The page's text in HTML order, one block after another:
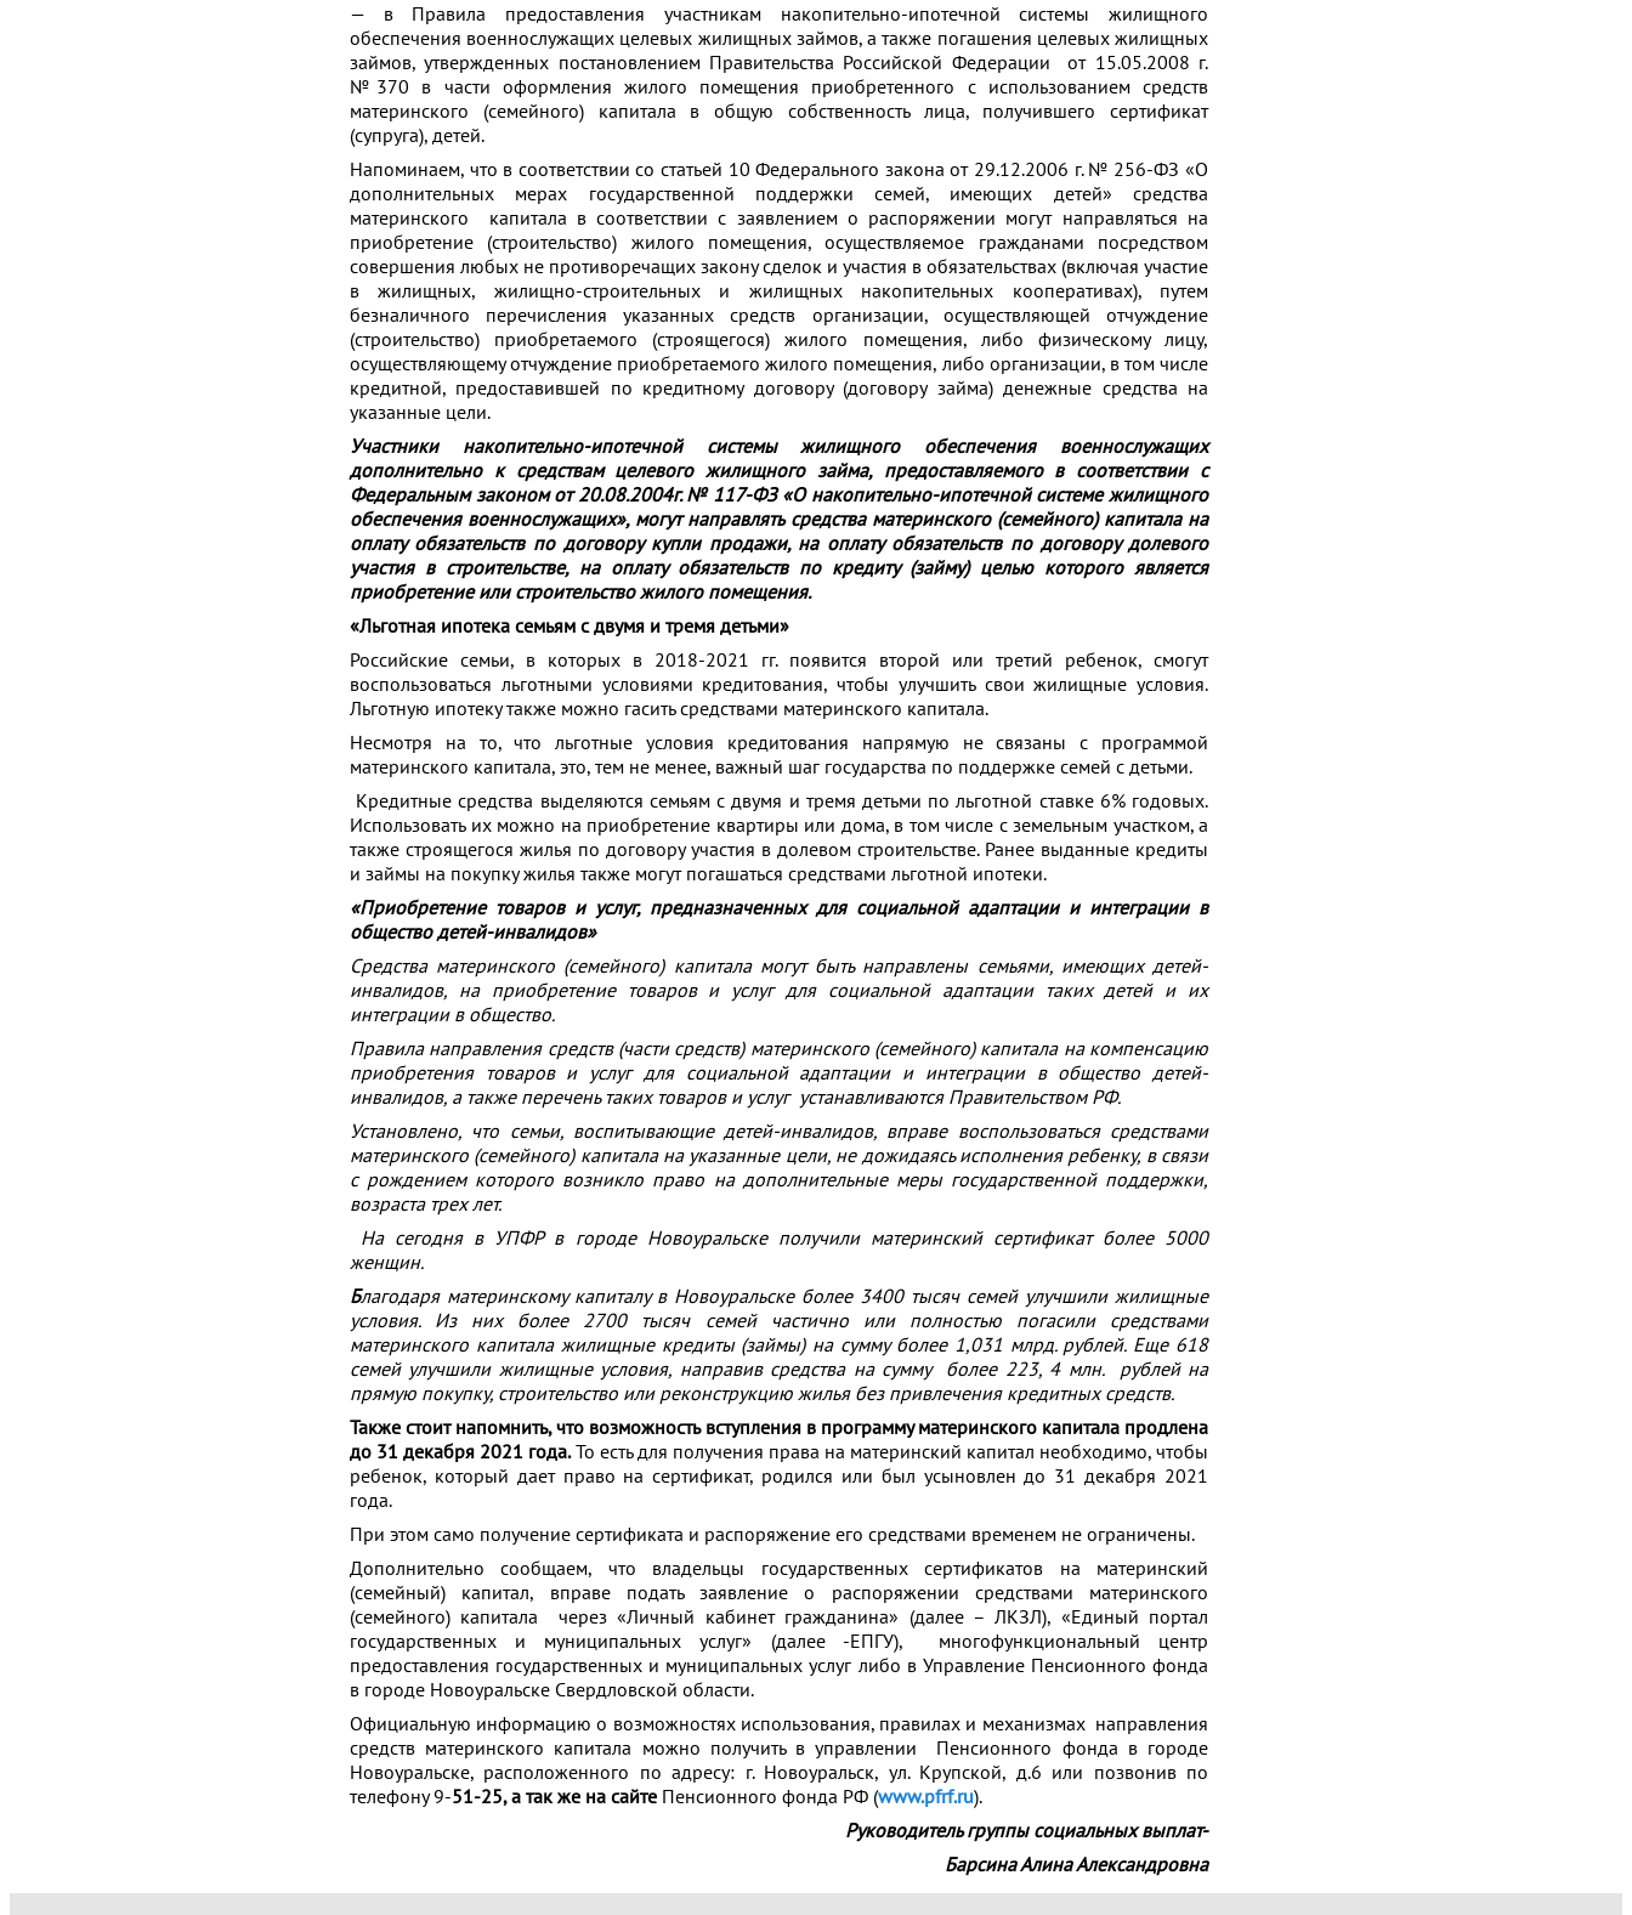
— в Правила предоставления участникам накопительно-ипотечной системы жилищного
обеспечения военнослужащих целевых жилищных займов, а также погашения целевых жилищных
займов, утвержденных постановлением Правительства Российской Федерации от 15.05.2008 г.
№370 в части оформления жилого помещения приобретенного с использованием средств
материнского (семейного) капитала в общую собственность лица, получившего сертификат
(супруга), детей.
Напоминаем, что в соответствии со статьей 10 Федерального закона от 29.12.2006 г. № 256-ФЗ «О
дополнительных мерах государственной поддержки семей, имеющих детей» средства
материнского капитала в соответствии с заявлением о распоряжении могут направляться на
приобретение (строительство) жилого помещения, осуществляемое гражданами посредством
совершения любых не противоречащих закону сделок и участия в обязательствах (включая участие
в жилищных, жилищно-строительных и жилищных накопительных кооперативах), путем
безналичного перечисления указанных средств организации, осуществляющей отчуждение
(строительство) приобретаемого (строящегося) жилого помещения, либо физическому лицу,
осуществляющему отчуждение приобретаемого жилого помещения, либо организации, в том числе
кредитной, предоставившей по кредитному договору (договору займа) денежные средства на
указанные цели.
Участники накопительно-ипотечной системы жилищного обеспечения военнослужащих
дополнительно к средствам целевого жилищного займа, предоставляемого в соответствии с
Федеральным законом от 20.08.2004г. № 117-ФЗ «О накопительно-ипотечной системе жилищного
обеспечения военнослужащих», могут направлять средства материнского (семейного) капитала на
оплату обязательств по договору купли продажи, на оплату обязательств по договору долевого
участия в строительстве, на оплату обязательств по кредиту (займу) целью которого является
приобретение или строительство жилого помещения.
«Льготная ипотека семьям с двумя и тремя детьми»
Российские семьи, в которых в 2018-2021 гг. появится второй или третий ребенок, смогут
воспользоваться льготными условиями кредитования, чтобы улучшить свои жилищные условия.
Льготную ипотеку также можно гасить средствами материнского капитала.
Несмотря на то, что льготные условия кредитования напрямую не связаны с программой
материнского капитала, это, тем не менее, важный шаг государства по поддержке семей с детьми.
Кредитные средства выделяются семьям с двумя и тремя детьми по льготной ставке 6% годовых.
Использовать их можно на приобретение квартиры или дома, в том числе с земельным участком, а
также строящегося жилья по договору участия в долевом строительстве. Ранее выданные кредиты
и займы на покупку жилья также могут погашаться средствами льготной ипотеки.
«Приобретение товаров и услуг, предназначенных для социальной адаптации и интеграции в
общество детей-инвалидов»
Средства материнского (семейного) капитала могут быть направлены семьями, имеющих детей-
инвалидов, на приобретение товаров и услуг для социальной адаптации таких детей и их
интеграции в общество.
Правила направления средств (части средств) материнского (семейного) капитала на компенсацию
приобретения товаров и услуг для социальной адаптации и интеграции в общество детей-
инвалидов, а также перечень таких товаров и услуг устанавливаются Правительством РФ.
Установлено, что семьи, воспитывающие детей-инвалидов, вправе воспользоваться средствами
материнского (семейного) капитала на указанные цели, не дожидаясь исполнения ребенку, в связи
с рождением которого возникло право на дополнительные меры государственной поддержки,
возраста трех лет.
На сегодня в УПФР в городе Новоуральске получили материнский сертификат более 5000
женщин.
Благодаря материнскому капиталу в Новоуральске более 3400 тысяч семей улучшили жилищные
условия. Из них более 2700 тысяч семей частично или полностью погасили средствами
материнского капитала жилищные кредиты (займы) на сумму более 1,031 млрд. рублей. Еще 618
семей улучшили жилищные условия, направив средства на сумму более 223, 4 млн. рублей на
прямую покупку, строительство или реконструкцию жилья без привлечения кредитных средств.
Также стоит напомнить, что возможность вступления в программу материнского капитала продлена
до 31 декабря 2021 года.То есть для получения права на материнский капитал необходимо, чтобы
ребенок, который дает право на сертификат, родился или был усыновлен до 31 декабря 2021
года.
При этом само получение сертификата и распоряжение его средствами временем не ограничены.
Дополнительно сообщаем, что владельцы государственных сертификатов на материнский
(семейный) капитал, вправе подать заявление о распоряжении средствами материнского
(семейного) капитала через «Личный кабинет гражданина» (далее – ЛКЗЛ), «Единый портал
государственных и муниципальных услуг» (далее -ЕПГУ), многофункциональный центр
предоставления государственных и муниципальных услуг либо в Управление Пенсионного фонда
в городе Новоуральске Свердловской области.
Официальную информацию о возможностях использования, правилах и механизмах направления
средств материнского капитала можно получить в управлении Пенсионного фонда в городе
Новоуральске, расположенного по адресу: г. Новоуральск, ул. Крупской, д.6 или позвонив по
телефону 9-51-25, а так же на сайте Пенсионного фонда РФ (www.pfrf.ru).
Руководитель группы социальных выплат-
Барсина Алина Александровна